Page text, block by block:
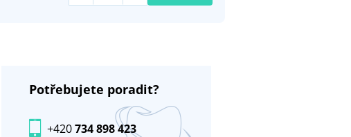
Potřebujete poradit?
+420734 898 423